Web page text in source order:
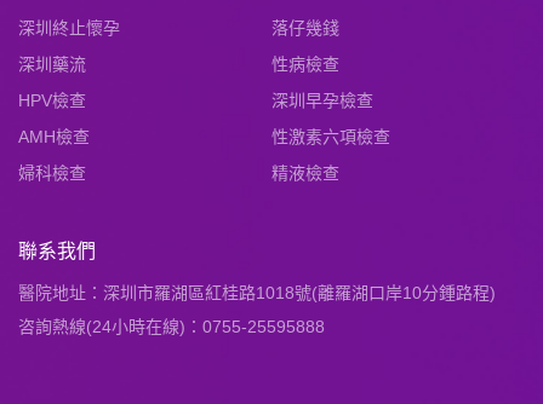
深圳終止懷孕
落仔幾錢
深圳藥流
性病檢查
HPV檢查
深圳早孕檢查
AMH檢查
性激素六項檢查
婦科檢查
精液檢查
聯系我們
醫院地址：深圳市羅湖區紅桂路1018號(離羅湖口岸10分鍾路程)
咨詢熱線(24小時在線)：0755-25595888